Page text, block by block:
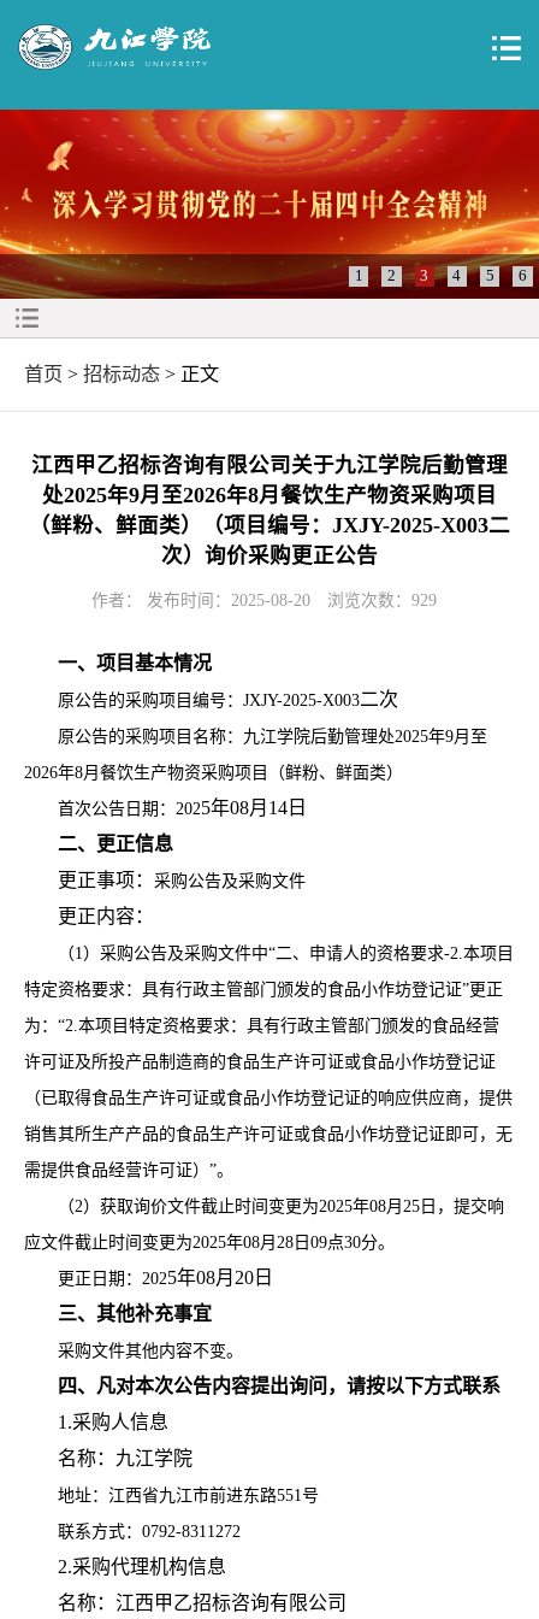
1 2 3 4 5 6
首页 > 招标动态 > 正文
江西甲乙招标咨询有限公司关于九江学院后勤管理
处2025年9月至2026年8月餐饮生产物资采购项目
（鲜粉、鲜面类）（项目编号：JXJY-2025-X003二
次）询价采购更正公告
作者： 发布时间：2025-08-20 浏览次数： 929
一、项目基本情况
原公告的采购项目编号： JXJY-2025-X003二次
原公告的采购项目名称：九江学院后勤管理处2025年9月至
2026年8月餐饮生产物资采购项目（鲜粉、鲜面类）
首次公告日期： 2025年08月 14 日
二、
更正信息
更正事项： 采购公告及采购文件
更正内容：
（1） 采购公告及采购文件中“二、申请人的资格要求-2.本项目
特定资格要求：具有行政主管部门颁发的食品小作坊登记证”更正
为：“2.本项目特定资格要求：具有行政主管部门颁发的食品经营
许可证及所投产品制造商的食品生产许可证或食品小作坊登记证
（已取得食品生产许可证或食品小作坊登记证的响应供应商，提供
销售其所生产产品的食品生产许可证或食品小作坊登记证即可，无
需提供食品经营许可证）”。
（2）获取询价文件截止时间变更为2025年08月25日，提交响
应文件截止时间变更为2025年08月28日09点30分。
更正日期： 2025年08月 20 日
三、 其他补充事宜
采购文件其他内容不变。
四、凡对本次公告内容提出询问，请按以下方式联系
1.采购人信息
名称：九江学院
地址：江西省九江市前进东路551号
联系方式： 0792-8311272
2.采购代理机构信息
名称：江西甲乙招标咨询有限公司